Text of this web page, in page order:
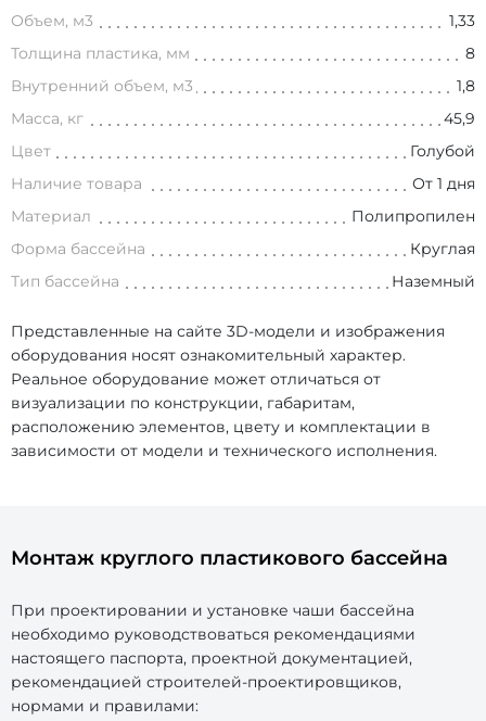
Объем, м3
1,33
Толщина пластика, мм
8
Внутренний объем, м3
1,8
Масса, кг
45,9
Цвет
Голубой
Наличие товара
От 1 дня
Материал
Полипропилен
Форма бассейна
Круглая
Тип бассейна
Наземный
Представленные на сайте 3D-модели и изображения
оборудования носят ознакомительный характер.
Реальное оборудование может отличаться от
визуализации по конструкции, габаритам,
расположению элементов, цвету и комплектации в
зависимости от модели и технического исполнения.
Монтаж круглого пластикового бассейна
При проектировании и установке чаши бассейна
необходимо руководствоваться рекомендациями
настоящего паспорта, проектной документацией,
рекомендацией строителей-проектировщиков,
нормами и правилами: